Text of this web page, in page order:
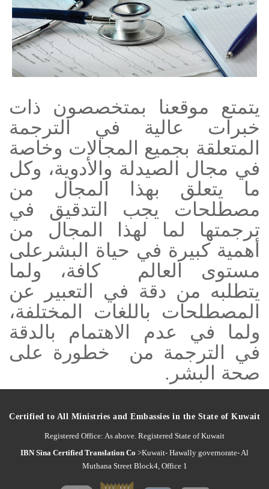
يتمتع موقعنا بمتخصصون ذات
خبرات عالية في الترجمة
المتعلقة بجميع المجالات وخاصة
في مجال الصيدلة والأدوية، وكل
ما يتعلق بهذا المجال من
مصطلحات يجب التدقيق في
ترجمتها لما لهذا المجال من
أهمية كبيرة في حياة البشرعلى
مستوى العالم كافة، ولما
يتطلبه من دقة في التعبير عن
المصطلحات باللغات المختلفة،
ولما في عدم الاهتمام بالدقة
في الترجمة من خطورة على
صحة البشر.
Certified to All Ministries and Embassies in the State of Kuwait
Registered Office: As above. Registered State of Kuwait
IBN Sina Certified Translation Co >Kuwait- Hawally governorate- Al
Muthana Street Block4, Office 1